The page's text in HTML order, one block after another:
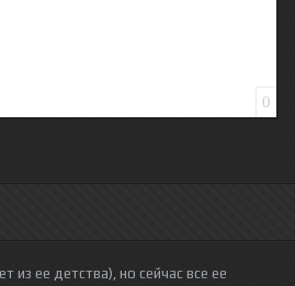
0
из ее детства), но сейчас все ее